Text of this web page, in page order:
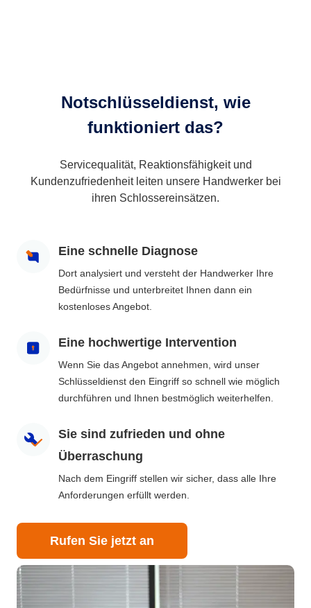
Notschlüsseldienst, wie
funktioniert das?
Servicequalität, Reaktionsfähigkeit und
Kundenzufriedenheit leiten unsere Handwerker bei
ihren Schlossereinsätzen.
Eine schnelle Diagnose
Dort analysiert und versteht der Handwerker Ihre
Bedürfnisse und unterbreitet Ihnen dann ein
kostenloses Angebot.
Eine hochwertige Intervention
Wenn Sie das Angebot annehmen, wird unser
Schlüsseldienst den Eingriff so schnell wie möglich
durchführen und Ihnen bestmöglich weiterhelfen.
Sie sind zufrieden und ohne
Überraschung
Nach dem Eingriff stellen wir sicher, dass alle Ihre
Anforderungen erfüllt werden.
Rufen Sie jetzt an